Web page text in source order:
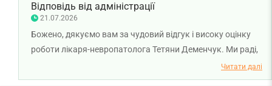
Відповідь від адміністрації
21.07.2026
Божено, дякуємо вам за чудовий відгук і високу оцінку
роботи лікаря-невропатолога Тетяни Деменчук. Ми раді,
що консультація була для вас комфортною, а лікар
уважно вислухала, детально пояснила всі нюанси та
Читати далі